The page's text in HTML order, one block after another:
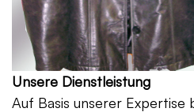
Unsere Dienstleistung
Auf Basis unserer